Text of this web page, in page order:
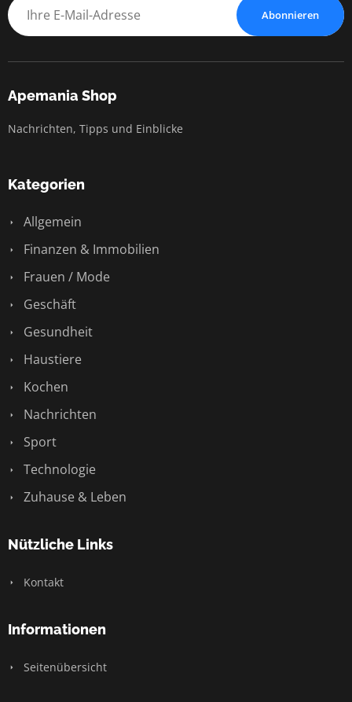
Abonnieren
Apemania Shop
Nachrichten, Tipps und Einblicke
Kategorien
Allgemein
Finanzen & Immobilien
Frauen / Mode
Geschäft
Gesundheit
Haustiere
Kochen
Nachrichten
Sport
Technologie
Zuhause & Leben
Nützliche Links
Kontakt
Informationen
Seitenübersicht